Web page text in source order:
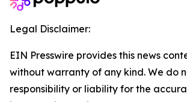
Legal Disclaimer:
EIN Presswire provides this news
without warranty of any kind. We do
responsibility or liability for the